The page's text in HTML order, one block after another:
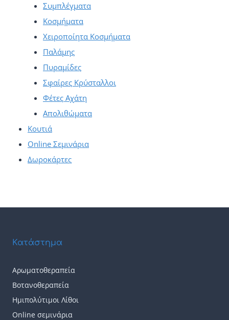
Συμπλέγματα
Κοσμήματα
Χειροποίητα Κοσμήματα
Παλάμης
Πυραμίδες
Σφαίρες Κρύσταλλοι
Φέτες Αχάτη
Απολιθώματα
Κουτιά
Online Σεμινάρια
Δωροκάρτες
Κατάστημα
Αρωματοθεραπεία
Βοτανοθεραπεία
Ημιπολύτιμοι Λίθοι
Online σεμινάρια